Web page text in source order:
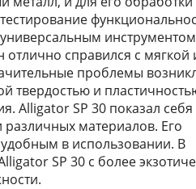
справился с мягкой
проблемы
твердостью и
Alligator SP 30 показал себя
материалов. Его
в использовании. В
SP 30 с более